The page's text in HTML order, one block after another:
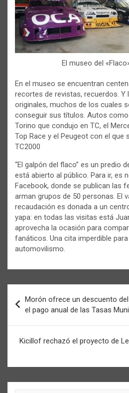
El museo del
En el museo se encuentran
recortes de revistas, recuerdos. Y
originales, muchos de los cuales
conseguir sus títulos. Autos
Torino que condujo en TC, el
Top Race y el Peugeot con el que
TC2000
“El galpón del flaco” es un predio
está abierto al público. Para ir, es
Facebook, donde se publican las
arman grupos de 50 personas. El
recaudación es donada a un
yapa: en todas las visitas está
aprovecha la ocasión para
fanáticos. Una cita imperdible
automovilismo.
de
entradas
Morón ofrece un descuento
el pago anual de las Tasas
Kicillof rechazó el proyecto de